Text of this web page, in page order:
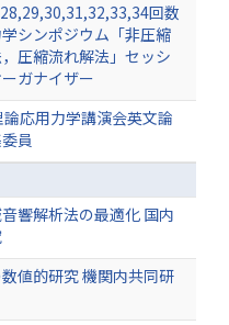
回数
シンポジウム「非圧縮
圧縮流れ解法」セッシ
ガナイザー
応用力学講演会英文論
員
響解析法の最適化 国内
値的研究 機関内共同研